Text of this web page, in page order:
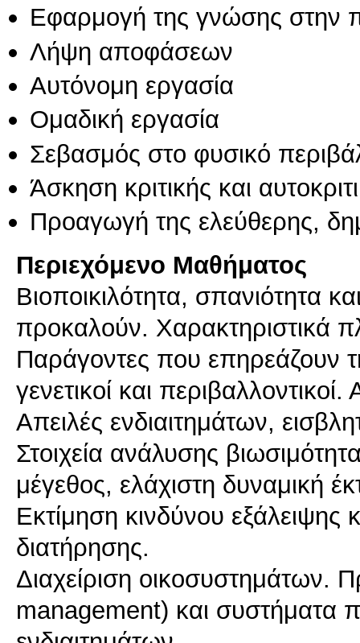
Εφαρμογή της γνώσης στην
Λήψη αποφάσεων
Αυτόνομη εργασία
Ομαδική εργασία
Σεβασμός στο φυσικό
Άσκηση κριτικής και
Προαγωγή της ελεύθερης,
Περιεχόμενο Μαθήματος
Βιοποικιλότητα, σπανιότητα
προκαλούν. Χαρακτηριστικά
Παράγοντες που επηρεάζουν
γενετικοί και
Απειλές ενδιαιτημάτων,
Στοιχεία ανάλυσης
μέγεθος, ελάχιστη δυναμική
Εκτίμηση κινδύνου εξάλειψης
διατήρησης.
Διαχείριση οικοσυστημάτων.
management) και συστήματα